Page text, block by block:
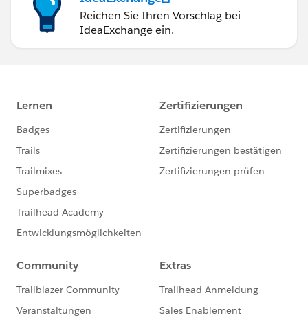
Reichen Sie Ihren Vorschlag bei
IdeaExchange ein.